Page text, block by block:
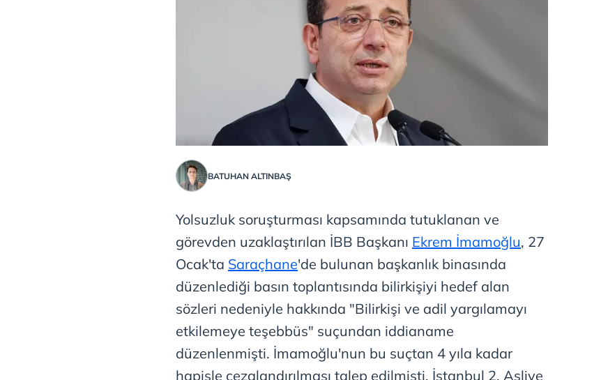
BATUHAN ALTINBAŞ
Yolsuzluk soruşturması kapsamında tutuklanan ve
görevden uzaklaştırılan İBB Başkanı Ekrem İmamoğlu, 27
Ocak'ta Saraçhane'de bulunan başkanlık binasında
düzenlediği basın toplantısında bilirkişiyi hedef alan
sözleri nedeniyle hakkında "Bilirkişi ve adil yargılamayı
etkilemeye teşebbüs" suçundan iddianame
düzenlenmişti. İmamoğlu'nun bu suçtan 4 yıla kadar
hapisle cezalandırılması talep edilmişti. İstanbul 2. Asliye